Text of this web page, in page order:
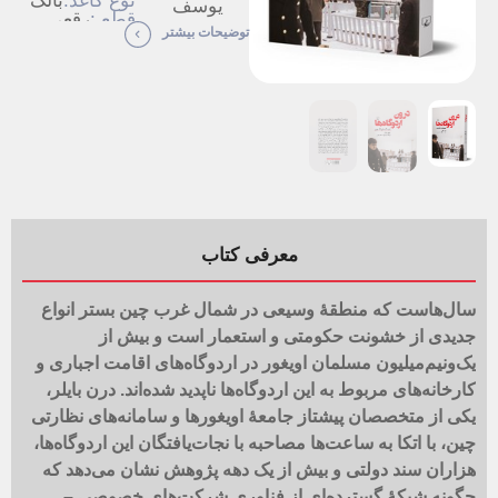
یوسف
حصیرچین
نوبت چاپ اول
قطع :رقعی
توضیحات بیشتر
معرفی کتاب
سال‌هاست که منطقۀ وسیعی در شمال غرب چین بستر انواع
جدیدی از خشونت حکومتی و استعمار است و بیش از
یک‌ونیم‌میلیون مسلمان اویغور در اردوگاه‌های اقامت اجباری و
کارخانه‌های مربوط به این اردوگاه‌ها ناپدید شده‌اند. درن بایلر،
یکی از متخصصان پیشتاز جامعۀ اویغورها و سامانه‌های نظارتی
چین، با اتکا به ساعت‌ها مصاحبه با نجات‌یافتگان این اردوگاه‌ها،
هزاران سند دولتی و بیش از یک دهه پژوهش نشان می‌دهد که